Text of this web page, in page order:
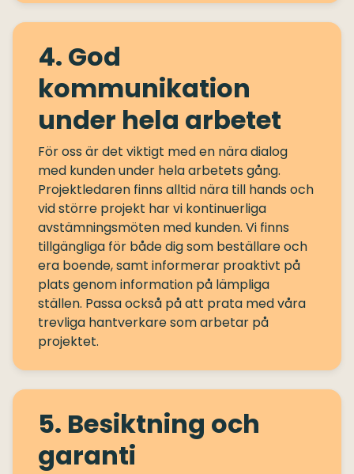
4. God
kommunikation
under hela arbetet
För oss är det viktigt med en nära dialog
med kunden under hela arbetets gång.
Projektledaren finns alltid nära till hands och
vid större projekt har vi kontinuerliga
avstämningsmöten med kunden. Vi finns
tillgängliga för både dig som beställare och
era boende, samt informerar proaktivt på
plats genom information på lämpliga
ställen. Passa också på att prata med våra
trevliga hantverkare som arbetar på
5. Besiktning och
garanti